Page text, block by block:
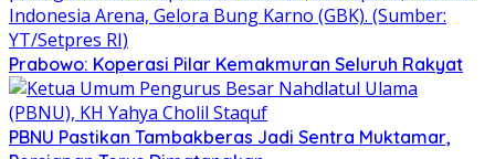
Prabowo: Koperasi Pilar Kemakmuran Seluruh Rakyat
PBNU Pastikan Tambakberas Jadi Sentra Muktamar,